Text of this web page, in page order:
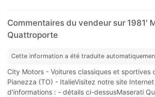
Commentaires du vendeur sur 1981'
Quattroporte
Cette information a été traduite
City Motors - Voitures classiques et sportives
Pianezza (TO) - ItalieVisitez notre site
d'informations : - détails ci-dessusMaserati